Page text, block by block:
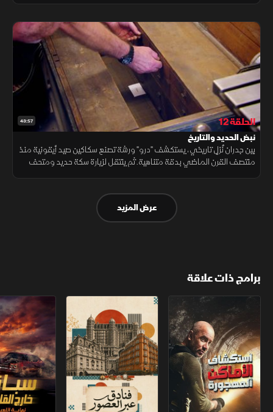
43:57 الحلقة 12
نبض الحديد والتاريخ
بين جدران نُزلٍ تاريخي، يستكشف "درو" ورشة تصنع سكاكين صيد أيقونية منذ
منتصف القرن الماضي بدقة متناهية. ثم ينتقل لزيارة سكة حديد ومتحف
عرض المزيد
برامج ذات علاقة
استكشاف الأماكن المهجورة فنادق عبر العصور سباق خارج